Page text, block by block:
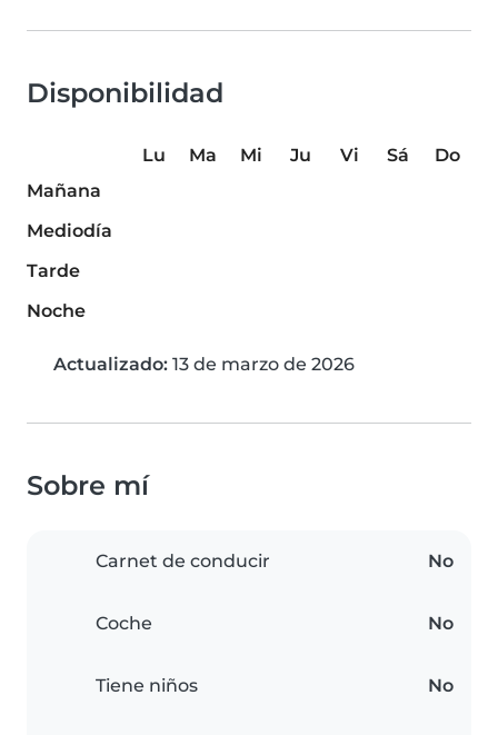
Disponibilidad
Lu Ma Mi Ju Vi Sá
Do
Mañana
Mediodía
Tarde
Noche
Actualizado: 13 de marzo de 2026
Sobre mí
Carnet de conducir No
Coche No
Tiene niños No